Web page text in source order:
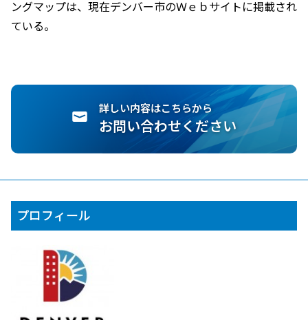
ングマップは、現在デンバー市のＷｅｂサイトに掲載され
ている。
詳しい内容はこちらから
お問い合わせください
プロフィール